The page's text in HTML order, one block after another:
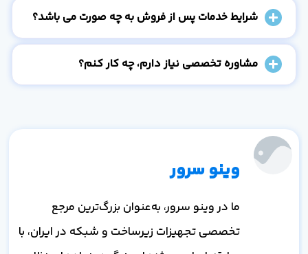
شرایط خدمات پس از فروش به چه صورت می باشد؟
مشاوره تخصصی نیاز دارم، چه کار کنم؟
وینو سرور
ما در وینو سرور، به‌عنوان بزرگ‌ترین مرجع
تخصصی تجهیزات زیرساخت و شبکه در ایران، با